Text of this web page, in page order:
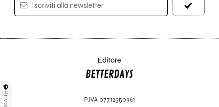
Iscriviti alla newsletter
Editore
P.IVA 07712350961
Privacy